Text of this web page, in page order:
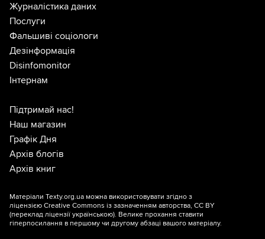
Журналістика даних
Послуги
Фальшиві соціологи
Дезінформація
Disinfomonitor
Інтернам
Підтримай нас!
Наш магазин
Графік Дня
Архів блогів
Архів книг
Матеріали Texty.org.ua можна використовувати згідно з
ліцензією Creative Commons із зазначенням авторства, CC BY
(переклад ліцензії українською). Велике прохання ставити
гіперпосилання в першому чи другому абзаці вашого матеріалу.